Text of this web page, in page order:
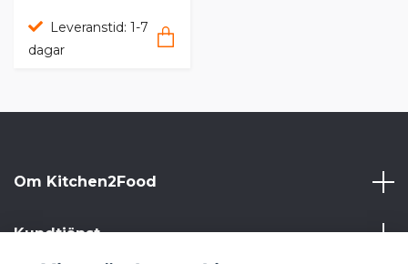
Leveranstid: 1-7
dagar
Om Kitchen2Food
Kundtjänst